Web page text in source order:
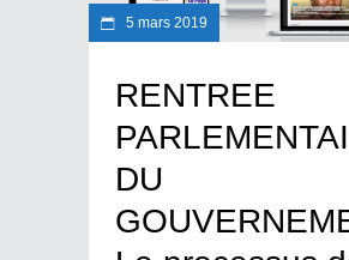
5 mars 2019
RENTREE
DU